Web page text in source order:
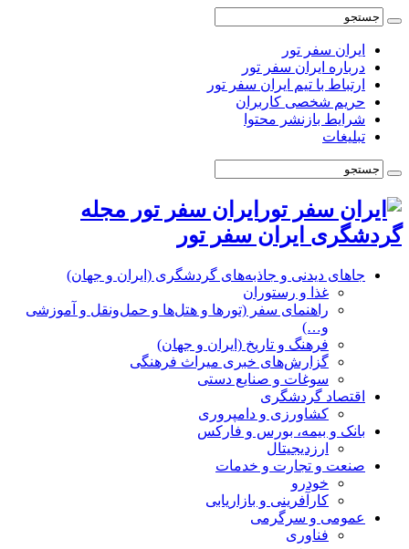
ایران سفر تور
درباره ایران سفر تور
ارتباط با تیم ایران سفر تور
حریم شخصی کاربران
شرایط بازنشر محتوا
تبلیغات
ایران سفر تور مجله
گردشگری ایران سفر تور
جاهای دیدنی و جاذبه‌های گردشگری (ایران و جهان)
غذا و رستوران
راهنمای سفر (تورها و هتل‌ها و حمل‌و‌نقل و آموزشی
و…)
فرهنگ و تاریخ (ایران و جهان)
گزارش‌های خبری میراث فرهنگی
سوغات و صنایع دستی
اقتصاد گردشگری
کشاورزی و دامپروری
بانک و بیمه، بورس و فارکس
ارزدیجیتال
صنعت و تجارت و خدمات
خودرو
کارآفرینی و بازاریابی
عمومی و سرگرمی
فناوری